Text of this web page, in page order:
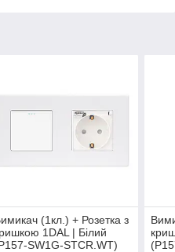
(1кл.) + Розетка з
1DAL | Білий
SW1G-STCR.WT)